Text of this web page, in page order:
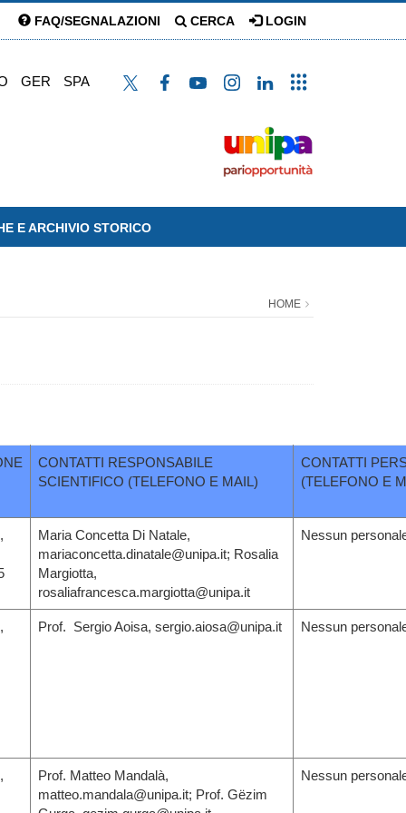
FAQ/SEGNALAZIONI CERCA LOGIN
GER SPA
E ARCHIVIO STORICO
HOME
CONTATTI RESPONSABILE
SCIENTIFICO (TELEFONO E MAIL)
CONTATTI
(TELEFONO E
Maria Concetta Di Natale,
mariaconcetta.dinatale@unipa.it; Rosalia
Margiotta,
rosaliafrancesca.margiotta@unipa.it
Nessun
Prof. Sergio Aoisa, sergio.aiosa@unipa.it Nessun
Prof. Matteo Mandalà,
matteo.mandala@unipa.it; Prof. Gëzim
Nessun